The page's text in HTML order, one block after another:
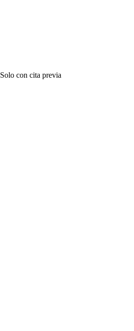
Solo con cita previa